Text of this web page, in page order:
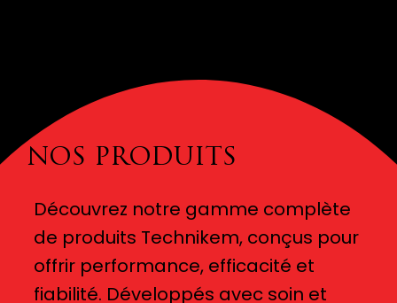
NOS PRODUITS
Découvrez notre gamme complète
de produits Technikem, conçus pour
offrir performance, efficacité et
fiabilité. Développés avec soin et